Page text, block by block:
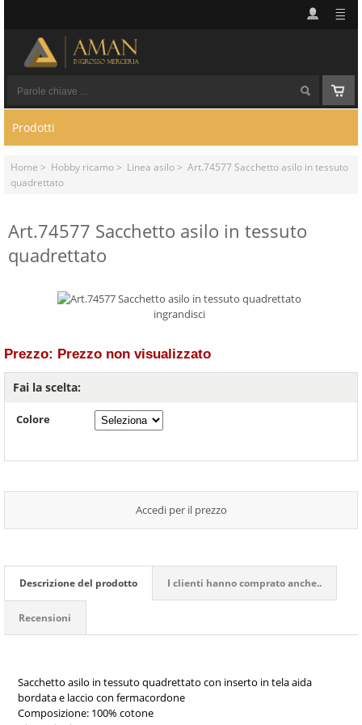
Prodotti
Home > Hobby ricamo> Linea asilo> Art.74577 Sacchetto asilo in tessuto
quadrettato
Art.74577 Sacchetto asilo in tessuto
quadrettato
ingrandisci
Prezzo: Prezzo non visualizzato
Fai la scelta:
Colore
Accedi per il prezzo
Descrizione del prodotto I clienti hanno comprato anche..
Recensioni
Sacchetto asilo in tessuto quadrettato con inserto in tela aida
bordata e laccio con fermacordone
Composizione: 100% cotone